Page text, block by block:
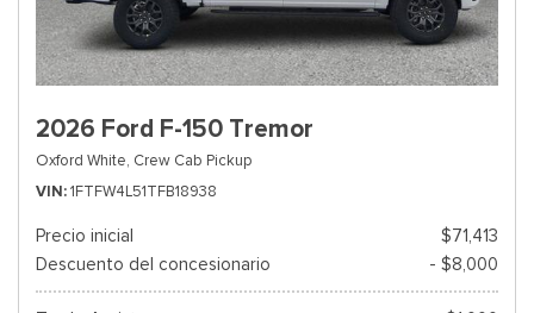
2026 Ford F-150 Tremor
Oxford White, Crew Cab Pickup
VIN 1FTFW4L51TFB18938
Precio inicial
$71,413
Descuento del concesionario
- $8,000